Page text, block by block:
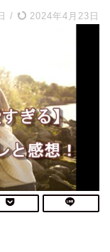
/ 2024年4月23日